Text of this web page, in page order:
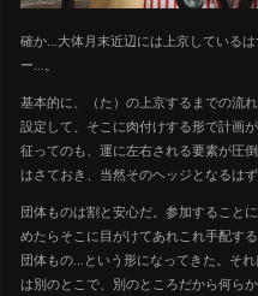
確か…大体月末近辺には上京している
ー…。
基本的に、（た）の上京するまでの流
設定して、そこに肉付けする形で計画
征ってのも、運に左右される要素が圧
はさておき、当然そのヘッジとなるは
団体ものは割と安心だ。参加すること
めたらそこに目がけてあれこれ手配す
団体もの…という形になってきた。そ
は別のとこで、別のところだから何ら